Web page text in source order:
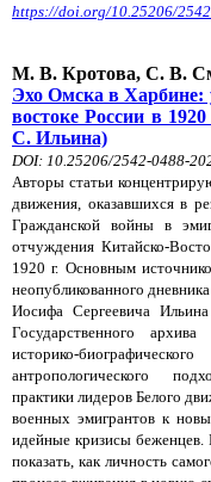
https://doi.org/10.25206/
М. В. Кротова, С. В.
Эхо Омска в Харбине:
востоке России в
С. Ильина)
DOI: 10.25206/2542-0488-
Авторы статьи
движения, оказавшихся в
Гражданской войны в
отчуждения Китайско-
1920 г. Основным
неопубликованного
Иосифа Сергеевича
Государственного
историко-
антропологического
практики лидеров Белого
военных эмигрантов к
идейные кризисы беженцев.
показать, как личность